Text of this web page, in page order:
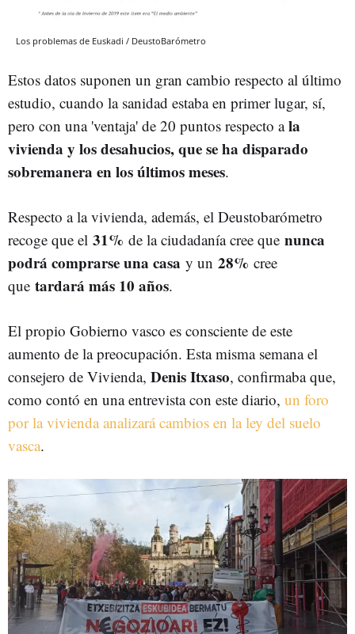
Los problemas de Euskadi / DeustoBarómetro
Estos datos suponen un gran cambio respecto al último
estudio, cuando la sanidad estaba en primer lugar, sí,
pero con una 'ventaja' de 20 puntos respecto ala
vivienda y los desahucios, que se ha disparado
sobremanera en los últimos meses.
Respecto a la vivienda, además, el Deustobarómetro
recoge que el 31% de la ciudadanía cree que nunca
podrá comprarse una casa y un 28% cree
que tardará más 10 años.
El propio Gobierno vasco es consciente de este
aumento de la preocupación. Esta misma semana el
consejero de Vivienda, Denis Itxaso, confirmaba que,
como contó en una entrevista con este diario, un foro
por la vivienda analizará cambios en la ley del suelo
vasca.